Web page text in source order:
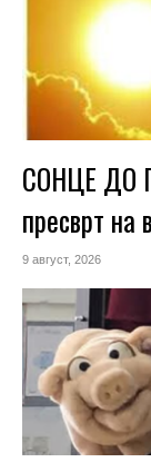
СОНЦЕ ДО
пресврт на
9 август, 2026